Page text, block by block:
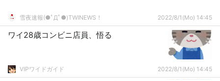
雪夜速報(●ﾟДﾟ●)TWINEWS！ 2022/8/1(Mo) 14:45
ワイ28歳コンビニ店員、悟る
VIPワイドガイド 2022/8/1(Mo) 14:45